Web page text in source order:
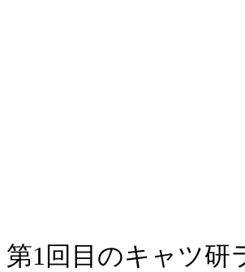
第1回目のキャツ研